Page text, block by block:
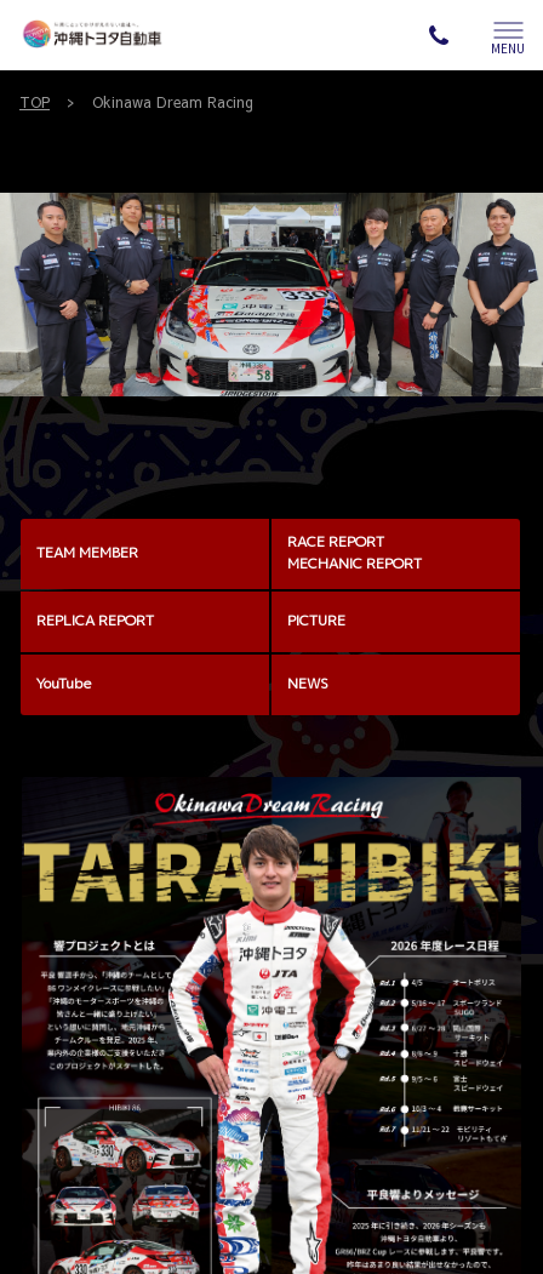
MENU
TOP Okinawa Dream Racing
TEAM MEMBER
RACE REPORT
MECHANIC REPORT
REPLICA REPORT PICTURE
YouTube NEWS